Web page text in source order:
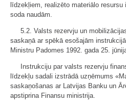
līdzekļiem, realizēto materiālo
soda naudām.
5.2. Valsts rezervju un
saskaņā ar spēkā esošajām
Ministru Padomes 1992. gada 25.
Instrukciju par valsts rezervju
līdzekļu sadali izstrādā uzņēmums
saskaņošanas ar Latvijas Banku un
apstiprina Finansu ministrija.